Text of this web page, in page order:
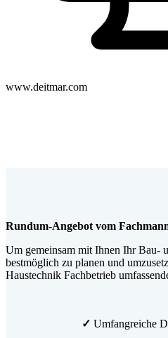
www.deitmar.com
Rundum-Angebot vom
Um gemeinsam mit Ihnen Ihr Bau-
bestmöglich zu planen und
Haustechnik Fachbetrieb
✓ Umfangreiche